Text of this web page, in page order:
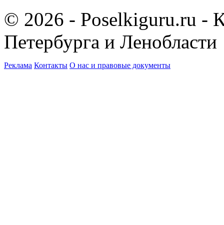
© 2026 - Poselkiguru.ru -
Петербурга и Ленобласти
Реклама Контакты О нас и правовые документы